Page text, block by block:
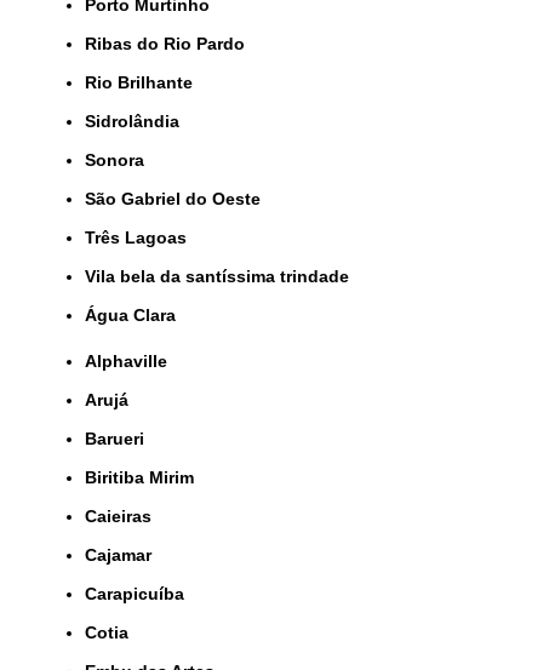
Porto Murtinho
Ribas do Rio Pardo
Rio Brilhante
Sidrolândia
Sonora
São Gabriel do Oeste
Três Lagoas
Vila bela da santíssima trindade
Água Clara
Alphaville
Arujá
Barueri
Biritiba Mirim
Caieiras
Cajamar
Carapicuíba
Cotia